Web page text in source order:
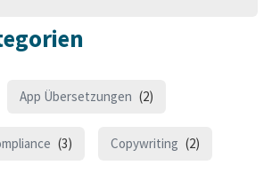
App Übersetzungen (2)
(3) Copywriting (2)